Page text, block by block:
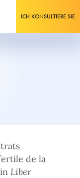
ICH KONSULTIERE SIE
de la
Liber